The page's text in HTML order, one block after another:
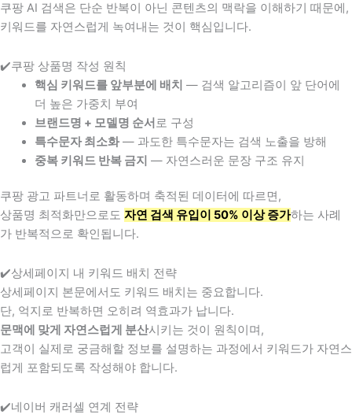
쿠팡 AI 검색은 단순 반복이 아닌 콘텐츠의 맥락을 이해하기 때문에,
키워드를 자연스럽게 녹여내는 것이 핵심입니다.
✔️쿠팡 상품명 작성 원칙
핵심 키워드를 앞부분에 배치 — 검색 알고리즘이 앞 단어에
더 높은 가중치 부여
브랜드명 + 모델명 순서 로 구성
특수문자 최소화— 과도한 특수문자는 검색 노출을 방해
중복 키워드 반복 금지 — 자연스러운 문장 구조 유지
쿠팡 광고 파트너로 활동하며 축적된 데이터에 따르면,
상품명 최적화만으로도 자연 검색 유입이 50% 이상 증가하는 사례
가 반복적으로 확인됩니다.
✔️상세페이지 내 키워드 배치 전략
상세페이지 본문에서도 키워드 배치는 중요합니다.
단, 억지로 반복하면 오히려 역효과가 납니다.
문맥에 맞게 자연스럽게 분산시키는 것이 원칙이며,
고객이 실제로 궁금해할 정보를 설명하는 과정에서 키워드가 자연스
럽게 포함되도록 작성해야 합니다.
✔️네이버 캐러셀 연계 전략